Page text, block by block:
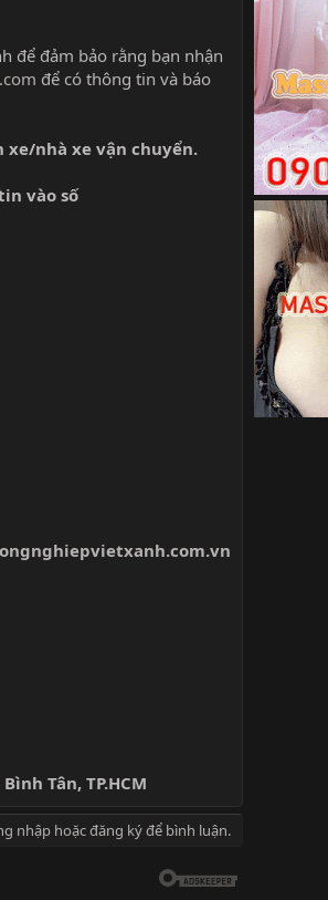
để đảm bảo rằng bạn nhận
để có thông tin và báo
xe/nhà xe vận chuyển.
vào số
Tân, TP.HCM
nhập hoặc đăng ký để bình luận.